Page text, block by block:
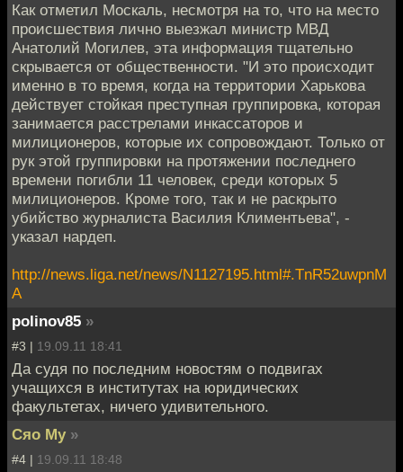
Как отметил Москаль, несмотря на то, что на место
происшествия лично выезжал министр МВД
Анатолий Могилев, эта информация тщательно
скрывается от общественности. "И это происходит
именно в то время, когда на территории Харькова
действует стойкая преступная группировка, которая
занимается расстрелами инкассаторов и
милиционеров, которые их сопровождают. Только от
рук этой группировки на протяжении последнего
времени погибли 11 человек, среди которых 5
милиционеров. Кроме того, так и не раскрыто
убийство журналиста Василия Климентьева", -
указал нардеп.
http://news.liga.net/news/N1127195.html#.TnR52uwpnM
A
polinov85 »
#3 | 19.09.11 18:41
Да судя по последним новостям о подвигах
учащихся в институтах на юридических
факультетах, ничего удивительного.
Сяо Му »
#4 | 19.09.11 18:48